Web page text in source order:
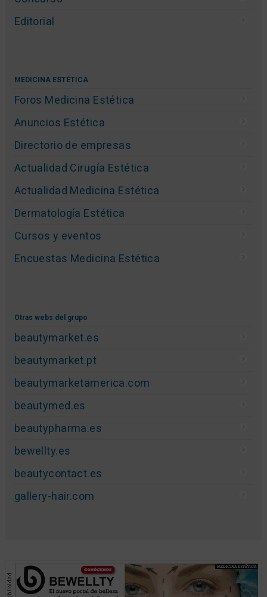
Editorial
MEDICINA ESTÉTICA
Foros Medicina Estética
Anuncios Estética
Directorio de empresas
Actualidad Cirugía Estética
Actualidad Medicina Estética
Dermatología Estética
Cursos y eventos
Encuestas Medicina Estética
Otras webs del grupo
beautymarket.es
beautymarket.pt
beautymarketamerica.com
beautymed.es
beautypharma.es
bewellty.es
beautycontact.es
gallery-hair.com